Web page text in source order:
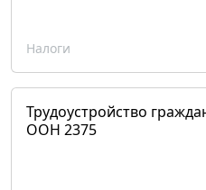
Налоги
Трудоустройство
ООН 2375